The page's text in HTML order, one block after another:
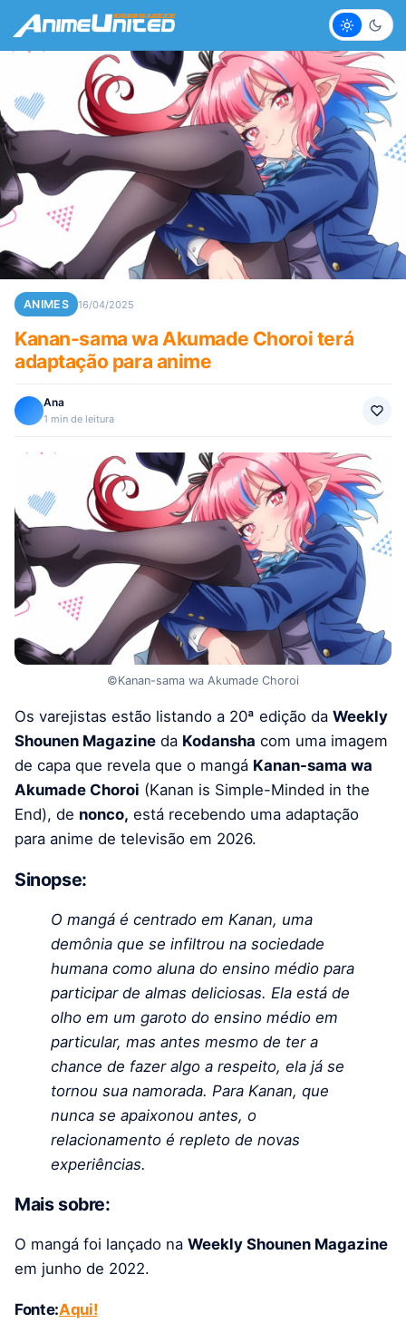
Claro
ANIMES 16/04/2025
Kanan-sama wa Akumade Choroi terá
adaptação para anime
Ana
1 min de leitura
©Kanan-sama wa Akumade Choroi
Os varejistas estão listando a 20ª edição da Weekly
Shounen Magazine da Kodansha com uma imagem
de capa que revela que o mangá Kanan-sama wa
Akumade Choroi (Kanan is Simple-Minded in the
End), de nonco, está recebendo uma adaptação
para anime de televisão em 2026.
Sinopse:
O mangá é centrado em Kanan, uma
demônia que se infiltrou na sociedade
humana como aluna do ensino médio para
participar de almas deliciosas. Ela está de
olho em um garoto do ensino médio em
particular, mas antes mesmo de ter a
chance de fazer algo a respeito, ela já se
tornou sua namorada. Para Kanan, que
nunca se apaixonou antes, o
relacionamento é repleto de novas
experiências.
Mais sobre:
O mangá foi lançado na Weekly Shounen Magazine
em junho de 2022.
Fonte:Aqui!